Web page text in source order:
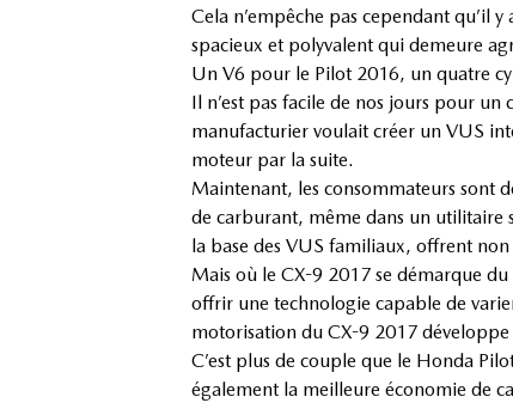
Cela n’empêche pas cependant qu’il
spacieux et polyvalent qui demeure
Un V6 pour le Pilot 2016, un quatre
Il n’est pas facile de nos jours pour
manufacturier voulait créer un VUS
moteur par la suite.
Maintenant, les consommateurs sont
de carburant, même dans un utilitaire
la base des VUS familiaux, offrent
Mais où le CX-9 2017 se démarque
offrir une technologie capable de
motorisation du CX-9 2017
C’est plus de couple que le Honda
également la meilleure économie de